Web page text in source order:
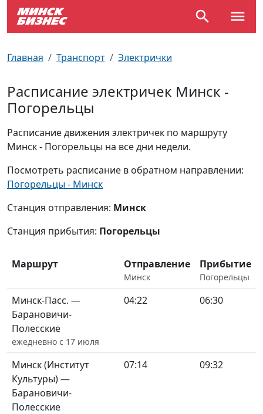
Главная Транспорт Электрички
Расписание электричек Минск -
Погорельцы
Расписание движения электричек по маршруту
Минск - Погорельцы на все дни недели.
Посмотреть расписание в обратном направлении:
Погорельцы - Минск
Станция отправления: Минск
Станция прибытия: Погорельцы
Маршрут Отправление
Минск
Прибытие
Погорельцы
Минск-Пасс. —
Барановичи-
Полесские
ежедневно с 17 июля
04:22 06:30
Минск (Институт
Культуры) —
Барановичи-
Полесские
07:14 09:32
Возле метро
Почтовые индексы
Улицы Минска
Производственный календарь
Схема метро
Пробки на дорогах
Самолеты